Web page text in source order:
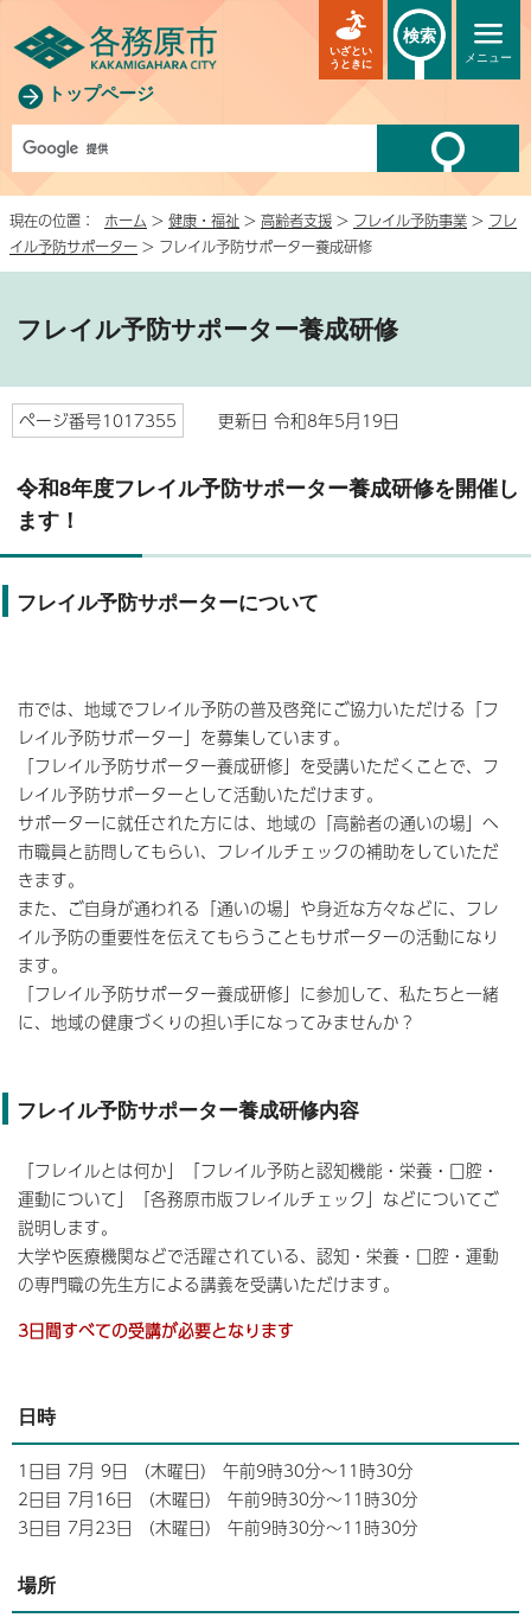
トップページ
メニュー
いざとい
うときに
検索
現在の位置： ホーム > 健康・福祉 > 高齢者支援 > フレイル予防事業 > フレ
イル予防サポーター > フレイル予防サポーター養成研修
フレイル予防サポーター養成研修
ページ番号1017355 更新日 令和8年5月19日
令和8年度フレイル予防サポーター養成研修を開催し
ます！
フレイル予防サポーターについて
市では、地域でフレイル予防の普及啓発にご協力いただける「フ
レイル予防サポーター」を募集しています。
「フレイル予防サポーター養成研修」を受講いただくことで、フ
レイル予防サポーターとして活動いただけます。
サポーターに就任された方には、地域の「高齢者の通いの場」へ
市職員と訪問してもらい、フレイルチェックの補助をしていただ
きます。
また、ご自身が通われる「通いの場」や身近な方々などに、フレ
イル予防の重要性を伝えてもらうこともサポーターの活動になり
ます。
「フレイル予防サポーター養成研修」に参加して、私たちと一緒
に、地域の健康づくりの担い手になってみませんか？
フレイル予防サポーター養成研修内容
「フレイルとは何か」「フレイル予防と認知機能・栄養・口腔・
運動について」「各務原市版フレイルチェック」などについてご
説明します。
大学や医療機関などで活躍されている、認知・栄養・口腔・運動
の専門職の先生方による講義を受講いただけます。
3日間すべての受講が必要となります
日時
1日目 7月 9日 （木曜日） 午前9時30分～11時30分
2日目 7月16日 （木曜日） 午前9時30分～11時30分
3日目 7月23日 （木曜日） 午前9時30分～11時30分
場所